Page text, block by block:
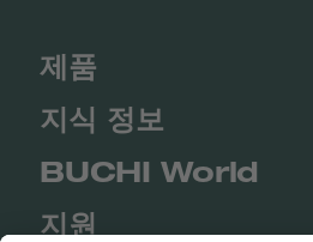
제품
지식 정보
BUCHI World
지원